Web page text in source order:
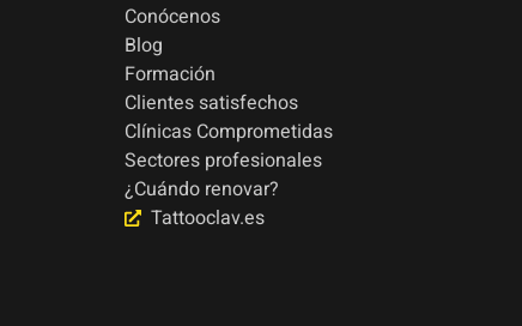
Conócenos
Blog
Formación
Clientes satisfechos
Clínicas Comprometidas
Sectores profesionales
¿Cuándo renovar?
Tattooclav.es